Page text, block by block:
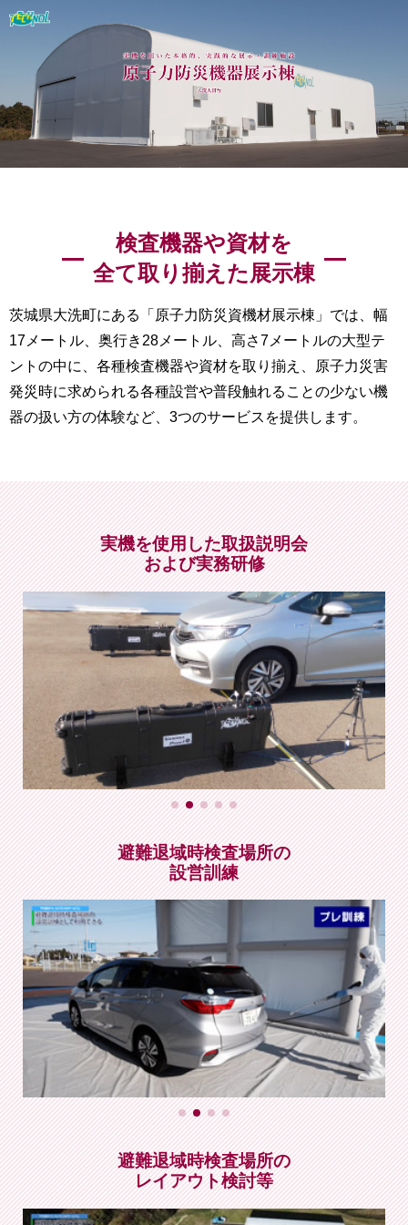
検査機器や資材を
全て取り揃えた展示棟
茨城県大洗町にある「原子力防災資機材展示棟」では、幅
17メートル、奥行き28メートル、高さ7メートルの大型テ
ントの中に、各種検査機器や資材を取り揃え、原子力災害
発災時に求められる各種設営や普段触れることの少ない機
器の扱い方の体験など、3つのサービスを提供します。
実機を使用した取扱説明会
および実務研修
避難退域時検査場所の
設営訓練
避難退域時検査場所の
レイアウト検討等